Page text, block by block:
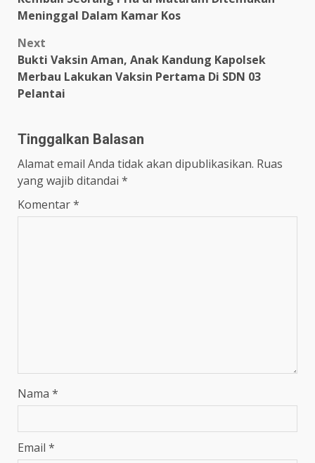
navigation
Meninggal Dalam Kamar Kos
Next
Bukti Vaksin Aman, Anak Kandung Kapolsek
Merbau Lakukan Vaksin Pertama Di SDN 03
Pelantai
Tinggalkan Balasan
Alamat email Anda tidak akan dipublikasikan. Ruas
yang wajib ditandai *
Komentar*
Nama *
Email *